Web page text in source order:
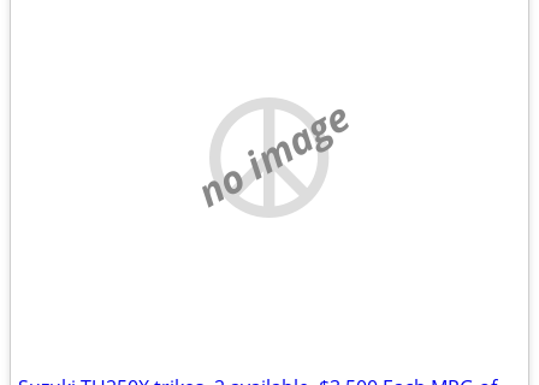
no image